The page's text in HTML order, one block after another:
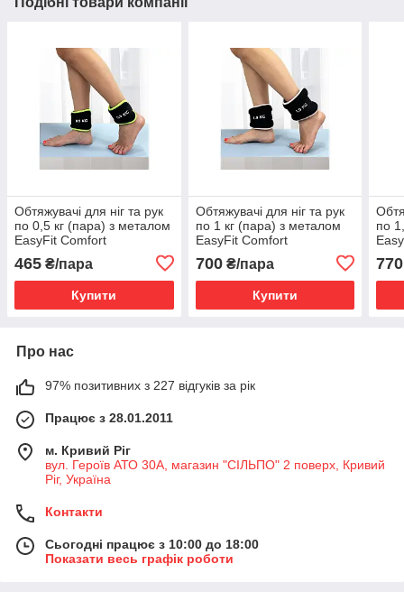
Обтяжувачі для ніг та рук
по 0,5 кг (пара) з металом
EasyFit Comfort
465 ₴/пара
Купити
Обтяжувачі для ніг та рук
по 1 кг (пара) з металом
EasyFit Comfort
700₴/пара
Купити
по
770
Про нас
97% позитивних з 227 відгуків за рік
Працює з 28.01.2011
м. Кривий Ріг
вул. Героїв АТО 30А, магазин "СІЛЬПО" 2 поверх, Кривий
Ріг, Україна
Контакти
Сьогодні працює з 10:00 до 18:00
Показати весь графік роботи